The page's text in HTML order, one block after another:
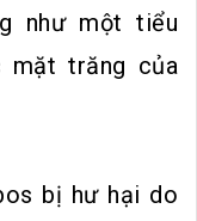
như một tiểu
mặt trăng của
bị hư hại do